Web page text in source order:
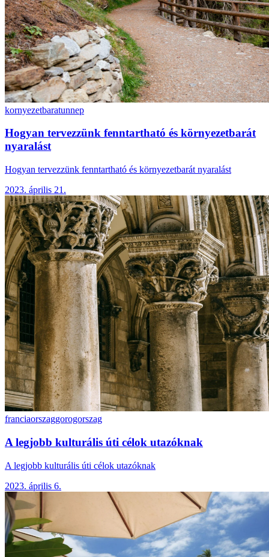
kornyezetbaratunnep
Hogyan tervezzünk fenntartható és környezetbarát
nyaralást
Hogyan tervezzünk fenntartható és környezetbarát nyaralást
2023. április 21.
franciaorszaggorogorszag
A legjobb kulturális úti célok utazóknak
A legjobb kulturális úti célok utazóknak
2023. április 6.